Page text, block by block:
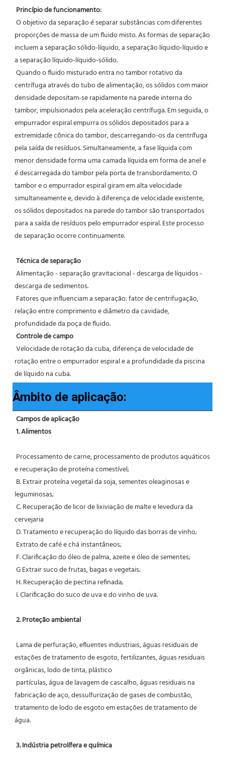
Princípio de funcionamento:
proporções de massa de um fluido misto. As formas de separação
incluem a separação sólido-líquido, a separação líquido-líquido e
a separação líquido-líquido-sólido.
centrífuga através do tubo de alimentação, os sólidos com maior
densidade depositam-se rapidamente na parede interna do
tambor, impulsionados pela aceleração centrífuga. Em seguida, o
empurrador espiral empurra os sólidos depositados para a
extremidade cônica do tambor, descarregando-os da centrífuga
pela saída de resíduos. Simultaneamente, a fase líquida com
menor densidade forma uma camada líquida em forma de anel e
é descarregada do tambor pela porta de transbordamento. O
tambor e o empurrador espiral giram em alta velocidade
simultaneamente e, devido à diferença de velocidade existente,
os sólidos depositados na parede do tambor são transportados
para a saída de resíduos pelo empurrador espiral. Este processo
de separação ocorre continuamente.
Técnica de separação
descarga de sedimentos.
relação entre comprimento e diâmetro da cavidade,
profundidade da poça de fluido.
Controle de campo
rotação entre o empurrador espiral e a profundidade da piscina
de líquido na cuba.
Âmbito de aplicação:
Campos de aplicação
1. Alimentos
e recuperação de proteína comestível;
leguminosas;
cervejaria
D. Tratamento e recuperação do líquido das borras de vinho;
Extrato de café e chá instantâneos;
F. Clarificação do óleo de palma, azeite e óleo de sementes;
G Extrair suco de frutas, bagas e vegetais;
H. Recuperação de pectina refinada;
I. Clarificação do suco de uva e do vinho de uva.
2. Proteção ambiental
estações de tratamento de esgoto, fertilizantes, águas residuais
orgânicas, lodo de tinta, plástico
fabricação de aço, dessulfurização de gases de combustão,
tratamento de lodo de esgoto em estações de tratamento de
água.
3. Indústria petrolífera e química